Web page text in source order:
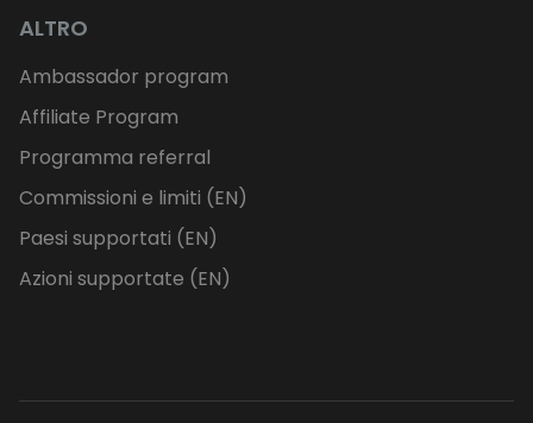
ALTRO
Ambassador program
Affiliate Program
Programma referral
Commissioni e limiti (EN)
Paesi supportati (EN)
Azioni supportate (EN)